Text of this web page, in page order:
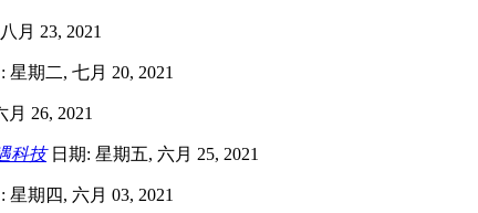
月 23, 2021
星期二, 七月 20, 2021
26, 2021
科技日期: 星期五, 六月 25, 2021
星期四, 六月 03, 2021